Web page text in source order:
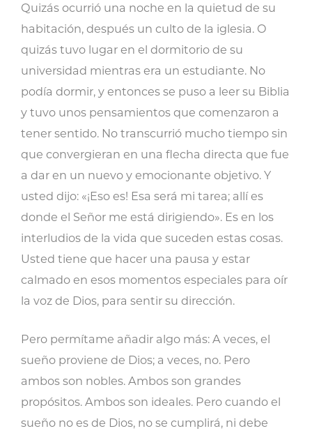
Quizás ocurrió una noche en la quietud de su
habitación, después un culto de la iglesia. O
quizás tuvo lugar en el dormitorio de su
universidad mientras era un estudiante. No
podía dormir, y entonces se puso a leer su Biblia
y tuvo unos pensamientos que comenzaron a
tener sentido. No transcurrió mucho tiempo sin
que convergieran en una flecha directa que fue
a dar en un nuevo y emocionante objetivo. Y
usted dijo: «¡Eso es! Esa será mi tarea; allí es
donde el Señor me está dirigiendo». Es en los
interludios de la vida que suceden estas cosas.
Usted tiene que hacer una pausa y estar
calmado en esos momentos especiales para oír
la voz de Dios, para sentir su dirección.
Pero permítame añadir algo más: A veces, el
sueño proviene de Dios; a veces, no. Pero
ambos son nobles. Ambos son grandes
propósitos. Ambos son ideales. Pero cuando el
sueño no es de Dios, no se cumplirá, ni debe